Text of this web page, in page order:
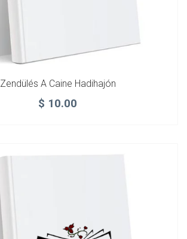
Zendülés A Caine Hadihajón
$ 10.00